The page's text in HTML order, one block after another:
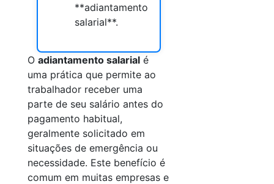
**adiantamento
salarial**.
O adiantamento salarial é
uma prática que permite ao
trabalhador receber uma
parte de seu salário antes do
pagamento habitual,
geralmente solicitado em
situações de emergência ou
necessidade. Este benefício é
comum em muitas empresas e